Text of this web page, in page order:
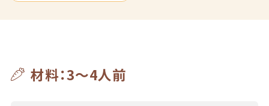
材料：3～4人前